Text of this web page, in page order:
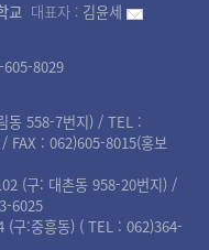
, 자택 주소, 휴대
, 이메일
2018.12.31. ]
계좌적합훈련과
서 정한 자료를 5
「전자정부법」
다.
력하신 정보는 목
져(종이의 경우
관련 법령에 의
교 대표자 : 김윤세
605-8029
동 558-7번지) / TEL :
FAX : 062)605-8015(홍보
(구: 대촌동 958-20번지) /
6025
(구:중흥동) ( TEL : 062)364-